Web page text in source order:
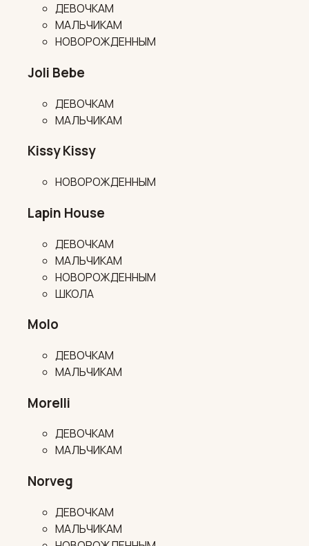
ДЕВОЧКАМ
МАЛЬЧИКАМ
НОВОРОЖДЕННЫМ
Joli Bebe
ДЕВОЧКАМ
МАЛЬЧИКАМ
Kissy Kissy
НОВОРОЖДЕННЫМ
Lapin House
ДЕВОЧКАМ
МАЛЬЧИКАМ
НОВОРОЖДЕННЫМ
ШКОЛА
Molo
ДЕВОЧКАМ
МАЛЬЧИКАМ
Morelli
ДЕВОЧКАМ
МАЛЬЧИКАМ
Norveg
ДЕВОЧКАМ
МАЛЬЧИКАМ